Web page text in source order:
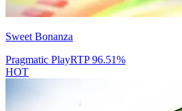
Sweet Bonanza
Pragmatic PlayRTP96.51%
HOT